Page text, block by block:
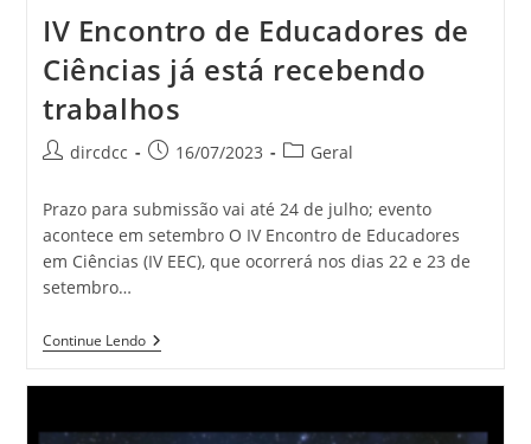
IV Encontro de Educadores de
Ciências já está recebendo
trabalhos
dircdcc 16/07/2023 Geral
Prazo para submissão vai até 24 de julho; evento
acontece em setembro O IV Encontro de Educadores
em Ciências (IV EEC), que ocorrerá nos dias 22 e 23 de
setembro…
Continue Lendo